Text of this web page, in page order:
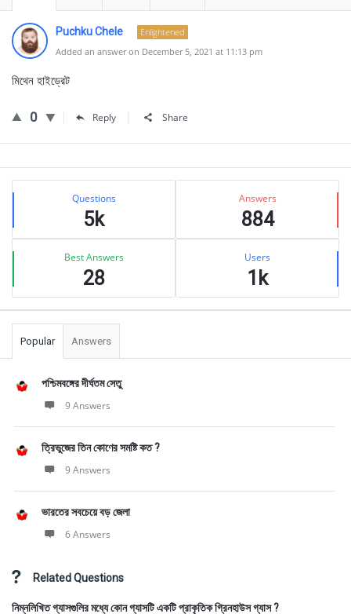
Puchku Chele
Enlightened
Added an answer on December 5, 2021 at 11:13 pm
মিথেন হাইড্রেট
0 Reply Share
Sidebar
Stats Questions
5k
Answers
884
Best Answers
28
Users
1k
Popular Answers
পশ্চিমবঙ্গের দীর্ঘতম সেতু
9 Answers
ত্রিভুজের তিন কোণের সমষ্টি কত ?
9 Answers
ভারতের সবচেয়ে বড় জেলা
6 Answers
Related Questions
নিম্নলিখিত গ্যাসগুলির মধ্যে কোন গ্যাসটি একটি প্রাকৃতিক গ্রিনহাউস গ্যাস ?